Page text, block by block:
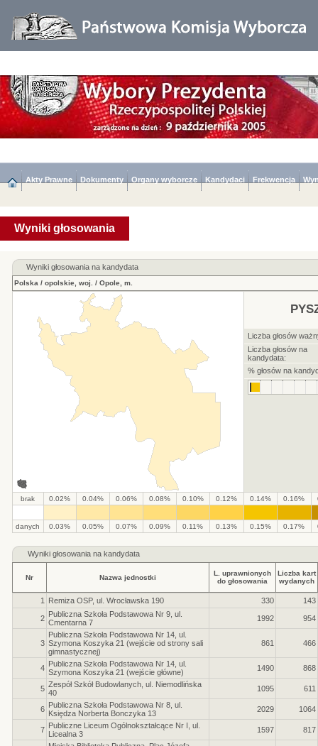
Akty Prawne Dokumenty Organy wyborcze Kandydaci Frekwencja
Wyniki głosowania
Wyniki głosowania na kandydata
Polska / opolskie, woj. / Opole, m.
Liczba głosów
Liczba głosów na
kandydata:
% głosów na
brak 0.02% 0.04% 0.06% 0.08% 0.10% 0.12% 0.14% 0.16%
danych 0.03% 0.05% 0.07% 0.09% 0.11% 0.13% 0.15% 0.17%
Wyniki głosowania na kandydata
Nr Nazwa jednostki
L. uprawnionych
do głosowania
Liczba kart
wydanych
1 Remiza OSP, ul. Wrocławska 190 330 143
2 Publiczna Szkoła Podstawowa Nr 9, ul.
Cmentarna 7
1992 954
3
Publiczna Szkoła Podstawowa Nr 14, ul.
Szymona Koszyka 21 (wejście od strony sali
gimnastycznej)
861 466
4 Publiczna Szkoła Podstawowa Nr 14, ul.
Szymona Koszyka 21 (wejście główne)
1490 868
5 Zespół Szkół Budowlanych, ul. Niemodlińska
40
1095 611
6 Publiczna Szkoła Podstawowa Nr 8, ul.
Księdza Norberta Bonczyka 13
2029 1064
7 Publiczne Liceum Ogólnokształcące Nr I, ul.
Licealna 3
1597 817